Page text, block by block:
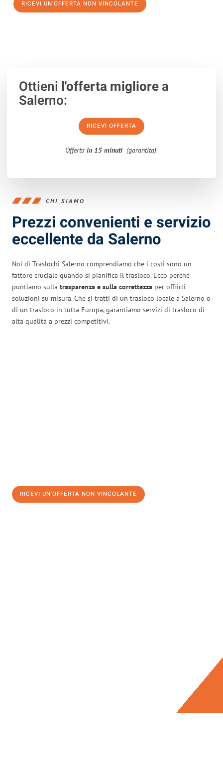
RICEVI UN'OFFERTA NON VINCOLANTE
Ottieni l'offerta migliorea
Salerno:
RICEVI OFFERTA
Offerta in 15 minuti (garantita).
CHI SIAMO
Prezzi convenienti e servizio
eccellente da Salerno
Noi di Traslochi Salerno comprendiamo che i costi sono un
fattore cruciale quando si pianifica il trasloco. Ecco perché
puntiamo sulla trasparenza e sulla correttezza per offrirti
soluzioni su misura. Che si tratti di un trasloco locale a Salerno o
di un trasloco in tutta Europa, garantiamo servizi di trasloco di
alta qualità a prezzi competitivi.
RICEVI UN'OFFERTA NON VINCOLANTE